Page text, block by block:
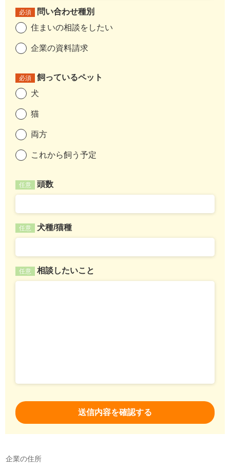
必須
問い合わせ種別
住まいの相談をしたい
企業の資料請求
必須
飼っているペット
犬
猫
両方
これから飼う予定
任意 頭数
任意 犬種/猫種
任意 相談したいこと
企業の住所